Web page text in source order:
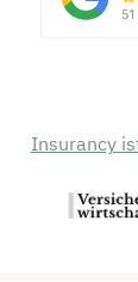
Insurancy